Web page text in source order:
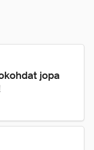
jopa